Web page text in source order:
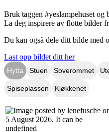
Bruk taggen #yeslampehuset og
La deg inspirere av flotte bilder
Du kan også dele ditt bilde med
Last opp bildet ditt her
Hytta Stuen Soverommet
Spiseplassen Kjøkkenet